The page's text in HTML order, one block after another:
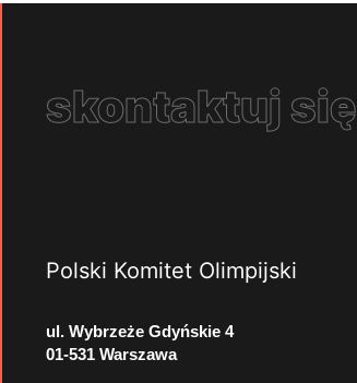
skontaktuj się
Polski Komitet Olimpijski
ul. Wybrzeże Gdyńskie 4
01-531 Warszawa